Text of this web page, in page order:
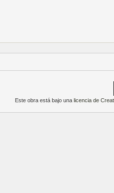
Este obra está bajo unalicencia de